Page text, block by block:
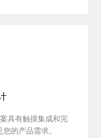
具有触摸集成和完
的产品需求。